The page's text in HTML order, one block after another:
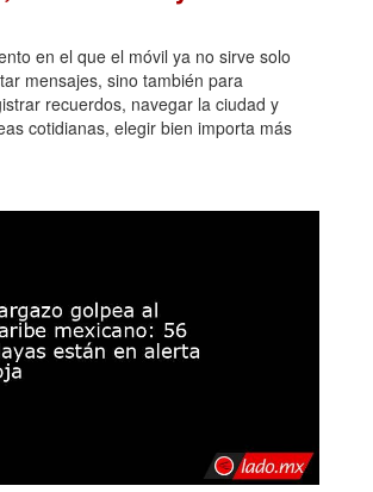
en el que el móvil ya no sirve solo
mensajes, sino también para
recuerdos, navegar la ciudad y
cotidianas, elegir bien importa más